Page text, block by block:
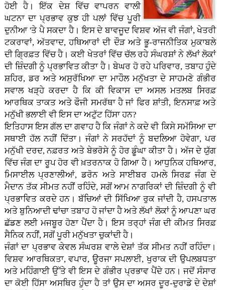
ਹੋਈ ਹੈ। ਇੱਕ ਦੇਸ਼ ਵਿੱਚ ਵਾਪਰਨ ਵਾਲੀ
ਘਟਨਾ ਦਾ ਪ੍ਰਭਾਵ ਕੁਝ ਹੀ ਪਲਾਂ ਵਿੱਚ ਪੂਰੀ
ਦੁਨੀਆ 'ਤੇ ਪੈ ਸਕਦਾ ਹੈ। ਇਸ ਦੇ ਬਾਵਜੂਦ ਵਿਸ਼ਵ ਅੱਜ ਵੀ ਜੰਗਾਂ, ਖੇਤਰੀ
ਟਕਰਾਵਾਂ, ਅੱਤਵਾਦ, ਹਥਿਆਰਾਂ ਦੀ ਦੌੜ ਅਤੇ ਭੂ-ਰਾਜਨੀਤਿਕ ਮੁਕਾਬਲੇ
ਦੀ ਗ੍ਰਿਫ਼ਤ ਵਿੱਚ ਹੈ। ਕਈ ਖੇਤਰਾਂ ਵਿੱਚ ਚੱਲ ਰਹੇ ਸੰਘਰਸ਼ਾਂ ਨੇ ਲੱਖਾਂ ਲੋਕਾਂ
ਦੀ ਜ਼ਿੰਦਗੀ ਨੂੰ ਪ੍ਰਭਾਵਿਤ ਕੀਤਾ ਹੈ। ਬੇਘਰ ਹੋ ਰਹੇ ਪਰਿਵਾਰ, ਤਬਾਹ ਹੁੰਦੇ
ਸ਼ਹਿਰ, ਡਰ ਅਤੇ ਅਸੁਰੱਖਿਆ ਦਾ ਮਾਹੌਲ ਮਨੁੱਖਤਾ ਦੇ ਸਾਹਮਣੇ ਗੰਭੀਰ
ਸਵਾਲ ਖੜ੍ਹੇ ਕਰਦਾ ਹੈ ਕਿ ਕੀ ਵਿਕਾਸ ਦਾ ਅਸਲ ਮਤਲਬ ਸਿਰਫ਼
ਆਰਥਿਕ ਤਾਕਤ ਅਤੇ ਫੌਜੀ ਸਮਰੱਥਾ ਹੈ ਜਾਂ ਫਿਰ ਸ਼ਾਂਤੀ, ਇਨਸਾਫ਼ ਅਤੇ
ਮਨੁੱਖੀ ਭਲਾਈ ਵੀ ਇਸ ਦਾ ਅਟੁੱਟ ਹਿੱਸਾ ਹਨ?
ਇਤਿਹਾਸ ਇਸ ਗੱਲ ਦਾ ਗਵਾਹ ਹੈ ਕਿ ਜੰਗਾਂ ਨੇ ਕਦੇ ਵੀ ਕਿਸੇ ਸਮੱਸਿਆ ਦਾ
ਸਥਾਈ ਹੱਲ ਨਹੀਂ ਦਿੱਤਾ। ਜੰਗਾਂ ਨੇ ਸਰਹੱਦਾਂ ਨੂੰ ਬਦਲਿਆ ਹੋਵੇਗਾ, ਪਰ
ਮਨੁੱਖੀ ਦਰਦ, ਨਫ਼ਰਤ ਅਤੇ ਬੇਭਰੋਸੇ ਨੂੰ ਹੋਰ ਡੂੰਘਾ ਕੀਤਾ ਹੈ। ਅੱਜ ਦੇ ਯੁੱਗ
ਵਿੱਚ ਜੰਗ ਦਾ ਰੂਪ ਹੋਰ ਵੀ ਖ਼ਤਰਨਾਕ ਹੋ ਗਿਆ ਹੈ। ਆਧੁਨਿਕ ਹਥਿਆਰ,
ਮਿਸਾਈਲ ਪ੍ਰਣਾਲੀਆਂ, ਡਰੋਨ ਅਤੇ ਸਾਈਬਰ ਹਮਲੇ ਸਿਰਫ਼ ਜੰਗ ਦੇ
ਮੈਦਾਨ ਤੱਕ ਸੀਮਤ ਨਹੀਂ ਰਹਿੰਦੇ, ਸਗੋਂ ਆਮ ਨਾਗਰਿਕਾਂ ਦੀ ਜ਼ਿੰਦਗੀ ਨੂੰ ਵੀ
ਪ੍ਰਭਾਵਿਤ ਕਰਦੇ ਹਨ। ਬੱਚਿਆਂ ਦੀ ਸਿੱਖਿਆ ਰੁਕ ਜਾਂਦੀ ਹੈ, ਹਸਪਤਾਲ
ਅਤੇ ਬੁਨਿਆਦੀ ਢਾਂਚਾ ਤਬਾਹ ਹੋ ਜਾਂਦਾ ਹੈ ਅਤੇ ਲੱਖਾਂ ਲੋਕਾਂ ਨੂੰ ਆਪਣਾ ਘਰ
ਛੱਡਣ ਲਈ ਮਜਬੂਰ ਹੋਣਾ ਪੈਂਦਾ ਹੈ। ਇਸ ਤਰ੍ਹਾਂ ਜੰਗ ਦੀ ਕੀਮਤ ਸਿਰਫ਼
ਸੈਨਿਕ ਨਹੀਂ, ਸਗੋਂ ਪੂਰੀ ਮਨੁੱਖਤਾ ਚੁਕਾਂਦੀ ਹੈ।
ਜੰਗਾਂ ਦਾ ਪ੍ਰਭਾਵ ਕੇਵਲ ਸੰਘਰਸ਼ ਵਾਲੇ ਦੇਸ਼ਾਂ ਤੱਕ ਸੀਮਤ ਨਹੀਂ ਰਹਿੰਦਾ।
ਵਿਸ਼ਵ ਆਰਥਿਕਤਾ, ਵਪਾਰ, ਊਰਜਾ ਸਪਲਾਈ, ਖੁਰਾਕ ਦੀ ਉਪਲਬਧਤਾ
ਅਤੇ ਮਹਿੰਗਾਈ ਉੱਤੇ ਵੀ ਇਸ ਦੇ ਗੰਭੀਰ ਪ੍ਰਭਾਵ ਪੈਂਦੇ ਹਨ। ਜਦੋਂ ਸੰਸਾਰ
ਦਾ ਕੋਈ ਹਿੱਸਾ ਅਸਥਿਰ ਹੁੰਦਾ ਹੈ ਤਾਂ ਉਸ ਦਾ ਅਸਰ ਦੂਰ-ਦੁਰਾਡੇ ਦੇ ਦੇਸ਼ਾਂ